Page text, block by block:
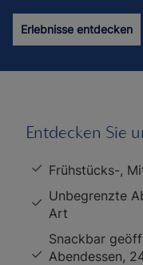
Erlebnisse entdecken
Entdecken Sie
Frühstücks-,
Unbegrenzte
Art
Snackbar
Abendessen,